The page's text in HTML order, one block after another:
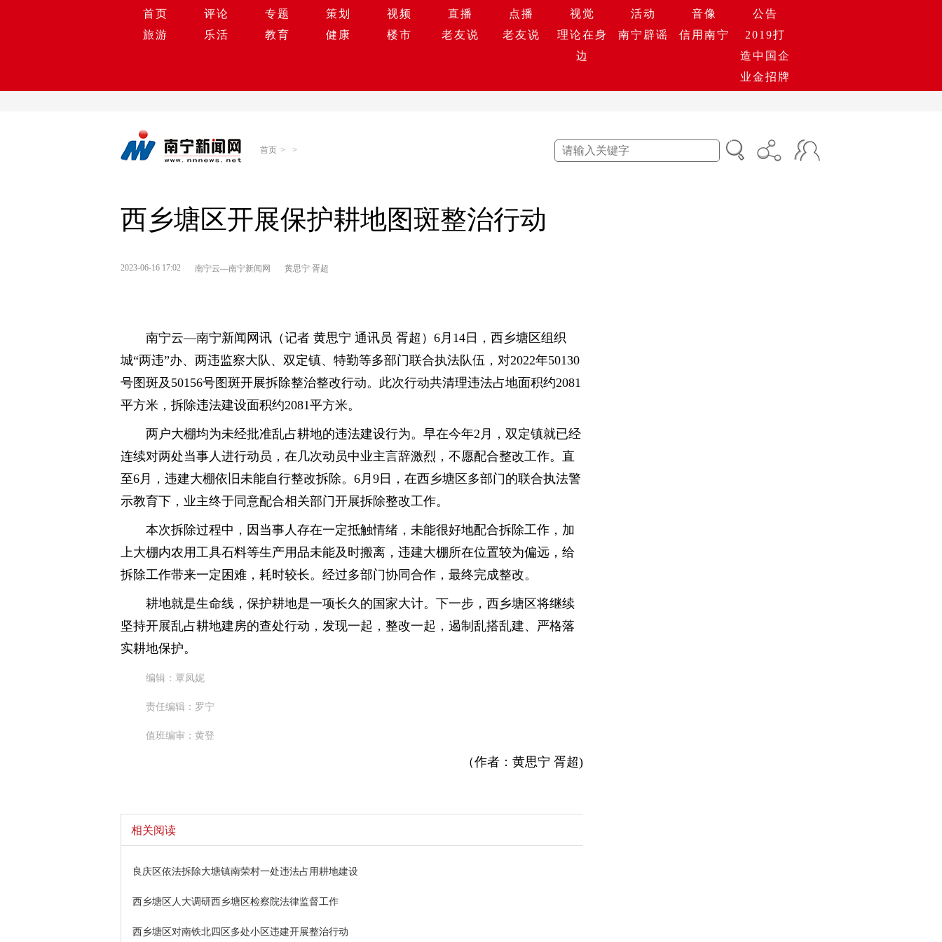
首页 评论 专题 策划 视频 直播 点播 视觉 活动 音像
公告
旅游
乐活 教育 健康 楼市 老友说 老友说
理论在身
边
南宁辟谣 信用南宁
2019打
造中国企
业金招牌
首页 > >
西乡塘区开展保护耕地图斑整治行动
2023-06-16 17:02 南宁云—南宁新闻网 黄思宁 胥超
南宁云—南宁新闻网讯（记者 黄思宁 通讯员 胥超）6月14日，西乡塘区组织
城“两违”办、两违监察大队、双定镇、特勤等多部门联合执法队伍，对2022年50130
号图斑及50156号图斑开展拆除整治整改行动。此次行动共清理违法占地面积约2081
平方米，拆除违法建设面积约2081平方米。
两户大棚均为未经批准乱占耕地的违法建设行为。早在今年2月，双定镇就已经
连续对两处当事人进行动员，在几次动员中业主言辞激烈，不愿配合整改工作。直
至6月，违建大棚依旧未能自行整改拆除。6月9日，在西乡塘区多部门的联合执法警
示教育下，业主终于同意配合相关部门开展拆除整改工作。
本次拆除过程中，因当事人存在一定抵触情绪，未能很好地配合拆除工作，加
上大棚内农用工具石料等生产用品未能及时搬离，违建大棚所在位置较为偏远，给
拆除工作带来一定困难，耗时较长。经过多部门协同合作，最终完成整改。
耕地就是生命线，保护耕地是一项长久的国家大计。下一步，西乡塘区将继续
坚持开展乱占耕地建房的查处行动，发现一起，整改一起，遏制乱搭乱建、严格落
实耕地保护。
编辑：覃凤妮
责任编辑：罗宁
值班编审：黄登
（作者：黄思宁 胥超)
相关阅读
良庆区依法拆除大塘镇南荣村一处违法占用耕地建设
西乡塘区人大调研西乡塘区检察院法律监督工作
西乡塘区对南铁北四区多处小区违建开展整治行动